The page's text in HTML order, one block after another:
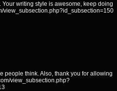
writing style is awesome, keep doing
view_subsection.php?id_subsection=150
people think. Also, thank you for allowing
view_subsection.php?